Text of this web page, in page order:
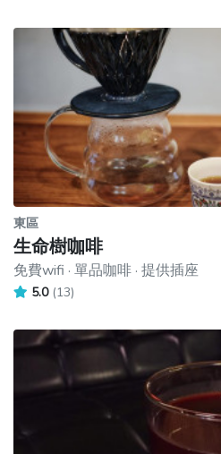
東區
生命樹咖啡
免費wifi · 單品咖啡 · 提供插座
5.0 (13)